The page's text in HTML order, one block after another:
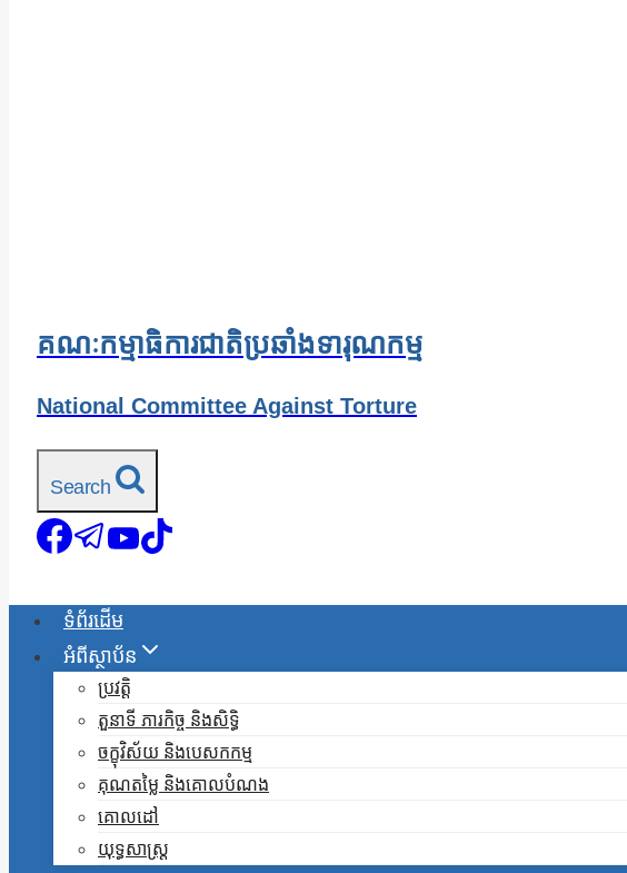
គណៈកម្មាធិការជាតិប្រឆាំងទារុណកម្ម
National Committee Against Torture
Search
ទំព័រដើម
អំពីស្ថាប័ន
ប្រវត្តិ
តួនាទី ភារកិច្ច និងសិទ្ធិ
ចក្ខុវិស័យ និងបេសកកម្ម
គុណតម្លៃ និងគោលបំណង
គោលដៅ
យុទ្ធសាស្ត្រ